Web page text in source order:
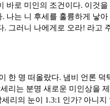
바로 미인의 조건이다. 이것을
나는 니 후세를 훌륭하게 낳아
. 그러니 나에게로 오라! 라고
한 명 떠올랐다. 냄비 언론 덕
리는 분명 새로운 미인상을
리의 눈이 1.3:1 인가? 아니지